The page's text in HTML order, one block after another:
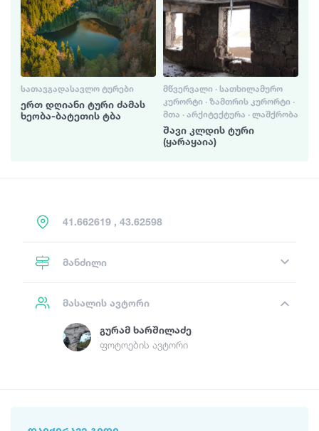
ᲡᲐᲗᲐᲕᲒᲐᲓᲐᲡᲐᲕᲚᲝ ᲢᲣᲠᲔᲑᲘ
ერთ დღიანი ტური ძამას
ხეობა-ბატეთის ტბა
ᲛᲬᲕᲔᲠᲕᲐᲚᲘ · ᲡᲐᲗᲮᲘᲚᲐᲛᲣᲠᲝ
ᲙᲣᲠᲝᲠᲢᲘ · ᲖᲐᲛᲗᲠᲘᲡ ᲙᲣᲠᲝᲠᲢᲘ ·
ᲛᲗᲐ · ᲐᲠᲥᲘᲢᲔᲥᲢᲣᲠᲐ · ᲚᲐᲨᲥᲠᲝᲑᲐ
შავი კლდის ტური
(ყარაყაია)
41.662619 , 43.62598
მანძილი
მასალის ავტორი
Გურამ Ხარშილაძე
ფოტოების ავტორი